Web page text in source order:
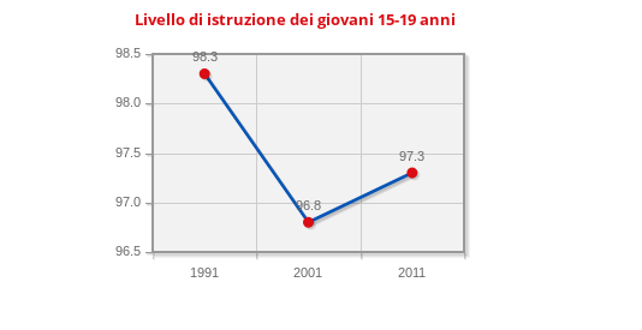
Livello di istruzione dei giovani 15-19 anni
1991 2001 2011
96.5
97.0
97.5
98.0
98.5
97.3
96.8
98.3